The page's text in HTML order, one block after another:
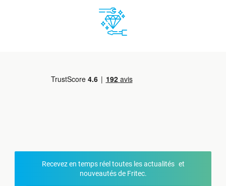
Recevez en temps réel toutes les actualités et
nouveautés de Fritec.